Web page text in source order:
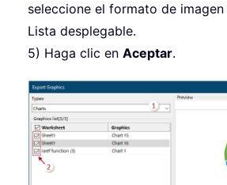
seleccione el formato de
Lista desplegable.
5) Haga clic en Aceptar.